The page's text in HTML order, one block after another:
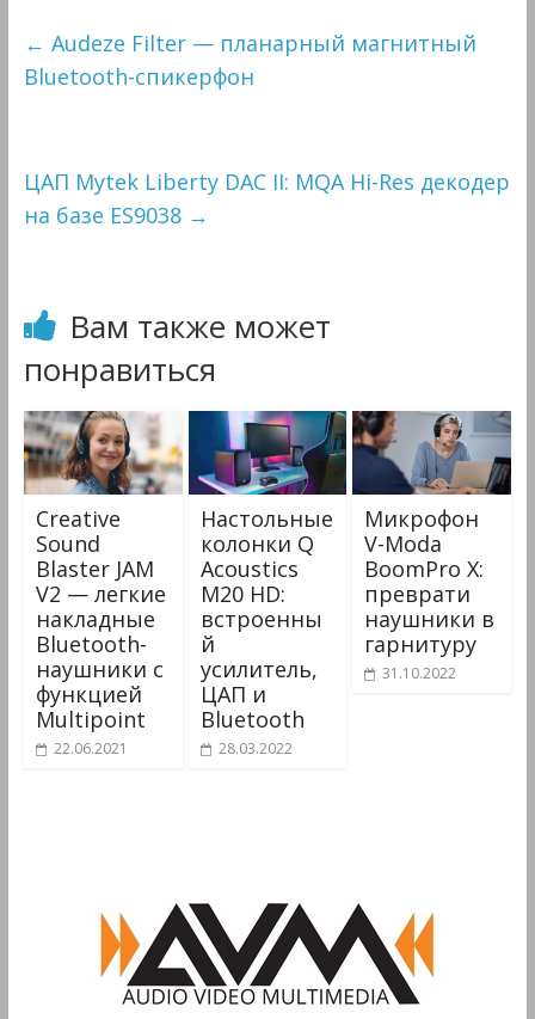
← Audeze Filter — планарный магнитный
Bluetooth-спикерфон
ЦАП Mytek Liberty DAC II: MQA Hi-Res декодер
на базе ES9038 →
Вам также может
понравиться
Creative
Sound
Blaster JAM
V2 — легкие
накладные
Bluetooth-
наушники с
функцией
Multipoint
22.06.2021
Настольные
колонки Q
Acoustics
M20 HD:
встроенны
й
усилитель,
ЦАП и
Bluetooth
28.03.2022
Микрофон
V-Moda
BoomPro X:
преврати
наушники в
гарнитуру
31.10.2022